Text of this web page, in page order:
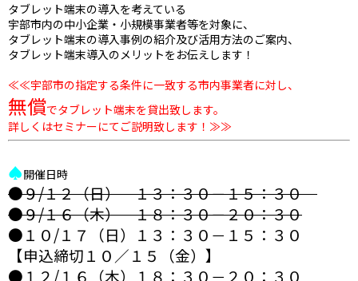
タブレット端末の導入を考えている
宇部市内の中小企業・小規模事業者等を対象に、
タブレット端末の導入事例の紹介及び活用方法のご案内、
タブレット端末導入のメリットをお伝えします！
≪≪宇部市の指定する条件に一致する市内事業者に対し、
無償でタブレット端末を貸出致します。
詳しくはセミナーにてご説明致します！≫≫
♠開催日時
●９/１２（日） １３：３０－１５：３０
●９/１６（木） １８：３０－２０：３０
●１０/１７（日）１３：３０－１５：３０
【申込締切１０／１５（金）】
●１２/１６（木）１８：３０－２０：３０